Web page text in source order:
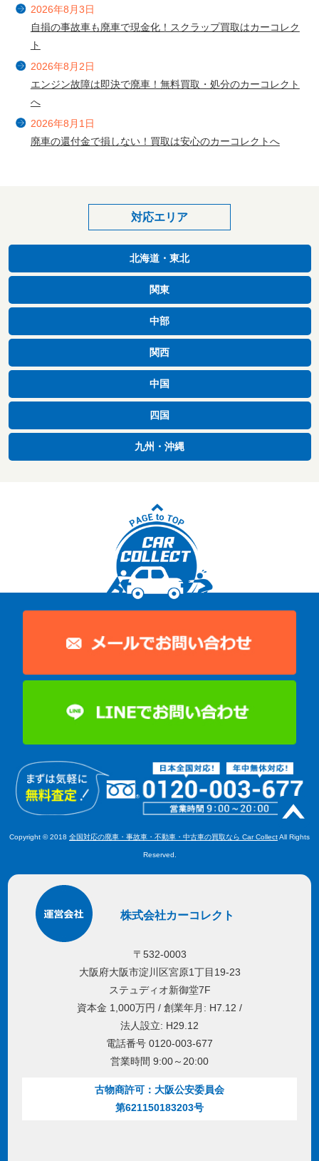
2026年8月3日
自損の事故車も廃車で現金化！スクラップ買取はカーコレク
ト
2026年8月2日
エンジン故障は即決で廃車！無料買取・処分のカーコレクト
へ
2026年8月1日
廃車の還付金で損しない！買取は安心のカーコレクトへ
対応エリア
北海道・東北
関東
中部
関西
中国
四国
九州・沖縄
Copyright © 2018 全国対応の廃車・事故車・不動車・中古車の買取なら Car CollectAll Rights
Reserved.
株式会社カーコレクト
〒532-0003
大阪府大阪市淀川区宮原1丁目19-23
ステュディオ新御堂7F
資本金 1,000万円 / 創業年月: H7.12 /
法人設立: H29.12
電話番号 0120-003-677
営業時間 9:00～20:00
古物商許可：大阪公安委員会
第621150183203号